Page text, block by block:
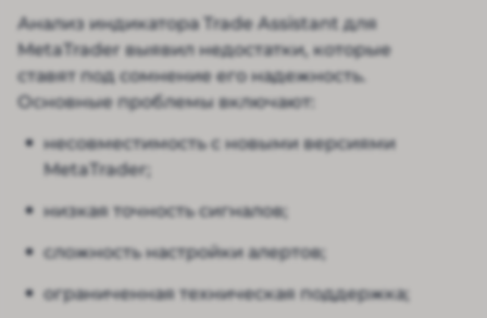
Анализ индикатора Trade Assistant для
MetaTrader выявил недостатки, которые
ставят под сомнение его надежность.
Основные проблемы включают:
несовместимость с новыми версиями
MetaTrader;
низкая точность сигналов;
сложность настройки алертов;
ограниченная техническая поддержка;